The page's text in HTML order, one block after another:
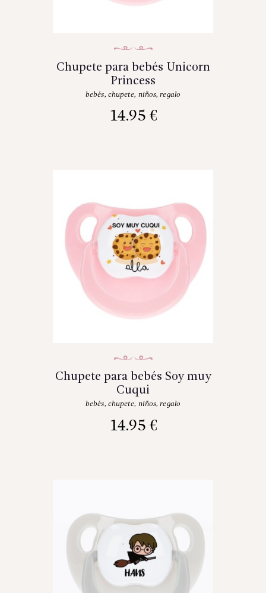
Chupete para bebés Unicorn
Princess
bebés, chupete, niños,regalo
14.95 €
Chupete para bebés Soy muy
Cuqui
bebés, chupete, niños,regalo
14.95 €